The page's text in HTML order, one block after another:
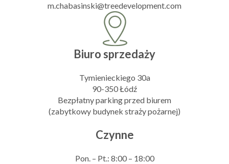
m.chabasinski@treedevelopment.com
Biuro sprzedaży
Tymienieckiego 30a
90-350 Łódź
Bezpłatny parking przed biurem
(zabytkowy budynek straży pożarnej)
Czynne
Pon. – Pt.: 8:00 – 18:00